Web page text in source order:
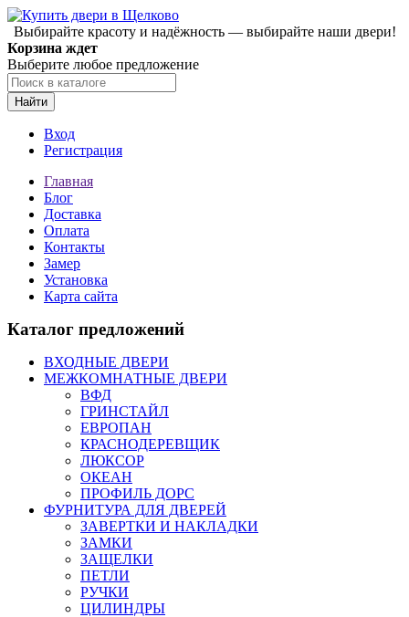
Выбирайте красоту и надёжность — выбирайте наши двери!
Корзина ждет
Выберите любое предложение
Найти
Вход
Регистрация
Главная
Блог
Доставка
Оплата
Контакты
Замер
Установка
Карта сайта
Каталог предложений
ВХОДНЫЕ ДВЕРИ
МЕЖКОМНАТНЫЕ ДВЕРИ
ВФД
ГРИНСТАЙЛ
ЕВРОПАН
КРАСНОДЕРЕВЩИК
ЛЮКСОР
ОКЕАН
ПРОФИЛЬ ДОРС
ФУРНИТУРА ДЛЯ ДВЕРЕЙ
ЗАВЕРТКИ И НАКЛАДКИ
ЗАМКИ
ЗАЩЕЛКИ
ПЕТЛИ
РУЧКИ
ЦИЛИНДРЫ